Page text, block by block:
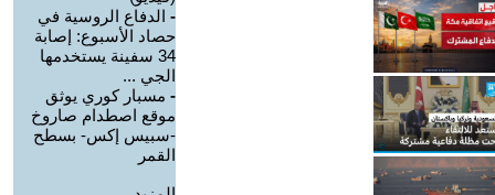
- الدفاع الروسية في
حصاد الأسبوع: إصابة
34 سفينة يستخدمها
الجي ...
- مسبار كوري يوثق
موقع اصطدام صاروخ
-سبيس إكس- بسطح
القمر